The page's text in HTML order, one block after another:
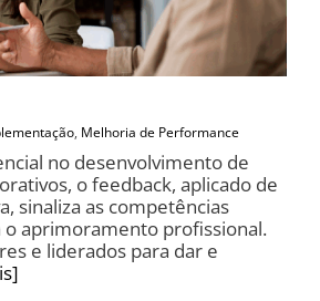
, Melhoria de Performance
no desenvolvimento de
o feedback, aplicado de
sinaliza as competências
o aprimoramento profissional.
e liderados para dar e